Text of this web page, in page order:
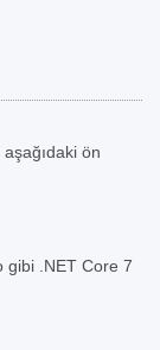
ön
gibi .NET Core 7